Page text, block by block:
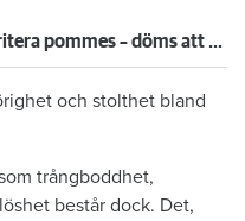
Dyr måltid: Skulle fritera pommes – döms att betala 223 419 kronor för köksbrand
och stolthet bland
trångboddhet,
består dock. Det,